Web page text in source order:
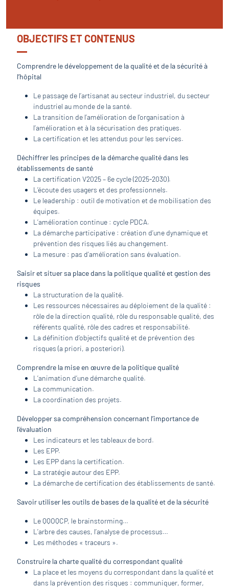
OBJECTIFS ET CONTENUS
Comprendre le développement de la qualité et de la sécurité à
l’hôpital
Le passage de l’artisanat au secteur industriel, du secteur
industriel au monde de la santé.
La transition de l’amélioration de l’organisation à
l’amélioration et à la sécurisation des pratiques.
La certification et les attendus pour les services.
Déchiffrer les principes de la démarche qualité dans les
établissements de santé
La certification V2025 – 6e cycle (2025-2030).
L’écoute des usagers et des professionnels.
Le leadership : outil de motivation et de mobilisation des
équipes.
L’amélioration continue : cycle PDCA.
La démarche participative : création d’une dynamique et
prévention des risques liés au changement.
La mesure : pas d’amélioration sans évaluation.
Saisir et situer sa place dans la politique qualité et gestion des
risques
La structuration de la qualité.
Les ressources nécessaires au déploiement de la qualité :
rôle de la direction qualité, rôle du responsable qualité, des
référents qualité, rôle des cadres et responsabilité.
La déﬁnition d’objectifs qualité et de prévention des
risques (a priori, a posteriori).
Comprendre la mise en œuvre de la politique qualité
L’animation d’une démarche qualité.
La communication.
La coordination des projets.
Développer sa compréhension concernant l’importance de
l’évaluation
Les indicateurs et les tableaux de bord.
Les EPP.
Les EPP dans la certiﬁcation.
La stratégie autour des EPP.
La démarche de certiﬁcation des établissements de santé.
Savoir utiliser les outils de bases de la qualité et de la sécurité
Le QQOQCP, le brainstorming…
L’arbre des causes, l’analyse de processus…
Les méthodes « traceurs ».
Construire la charte qualité du correspondant qualité
La place et les moyens du correspondant dans la qualité et
dans la prévention des risques : communiquer, former,